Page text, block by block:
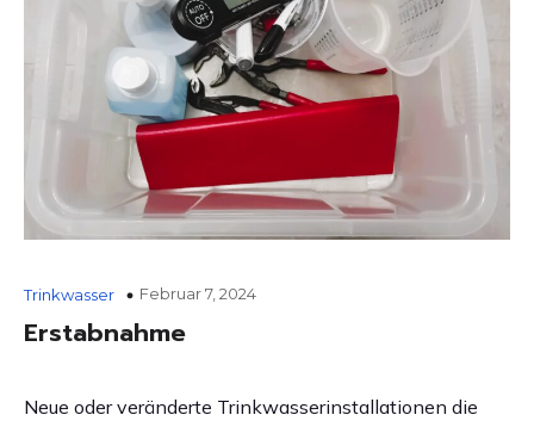
Trinkwasser Februar 7, 2024
Erstabnahme
Neue oder veränderte Trinkwasserinstallationen die